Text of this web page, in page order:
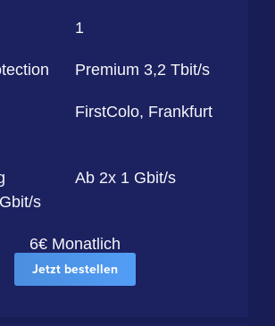
1
Premium 3,2 Tbit/s
FirstColo, Frankfurt
Ab 2x 1 Gbit/s
s
6€ Monatlich
Jetzt bestellen